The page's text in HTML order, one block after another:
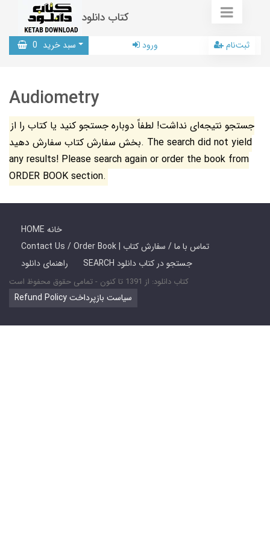
کتاب دانلود
سبد خرید 0 ورود ثبت‌نام
Audiometry
جستجو نتیجه‌ای نداشت! لطفاً دوباره جستجو کنید یا کتاب را از
بخش سفارش کتاب سفارش دهید. The search did not yield
any results! Please search again or order the book from
ORDER BOOK section.
HOME خانه
Contact Us / Order Book | تماس با ما / سفارش کتاب
راهنمای دانلود
SEARCH جستجو در کتاب دانلود
کتاب دانلود: از 1391 تا کنون - تمامی حقوق محفوظ است
Refund Policy سیاست بازپرداخت